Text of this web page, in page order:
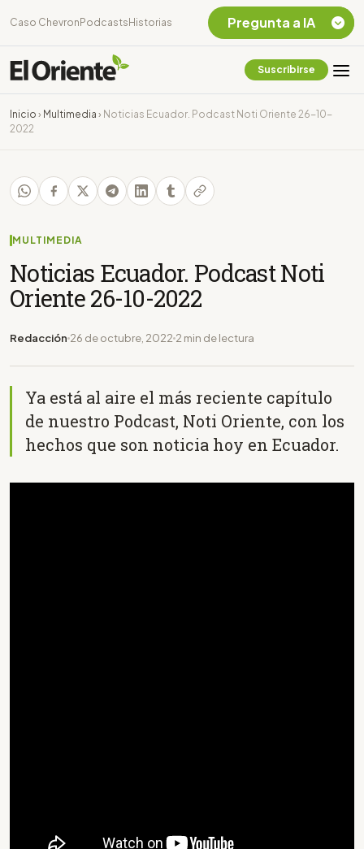
Caso Chevron Podcasts Historias
Suscribirse
Inicio › Multimedia › Noticias Ecuador. Podcast Noti Oriente 26-10-
2022
MULTIMEDIA
Noticias Ecuador. Podcast Noti
Oriente 26-10-2022
Redacción 26 de octubre, 2022 2 min de lectura
Ya está al aire el más reciente capítulo
de nuestro Podcast, Noti Oriente, con los
hechos que son noticia hoy en Ecuador.
Pregunta a IA
Chevron Ecuador